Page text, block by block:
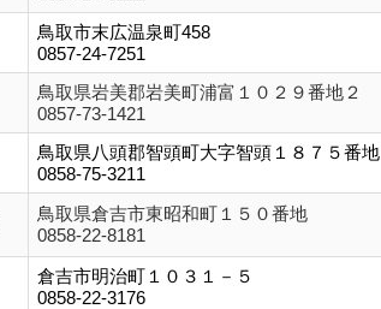
鳥取市末広温泉町458
0857-24-7251
鳥取県岩美郡岩美町浦富１０２９番地２
0857-73-1421
鳥取県八頭郡智頭町大字智頭１８７５番地
0858-75-3211
鳥取県倉吉市東昭和町１５０番地
0858-22-8181
倉吉市明治町１０３１－５
0858-22-3176